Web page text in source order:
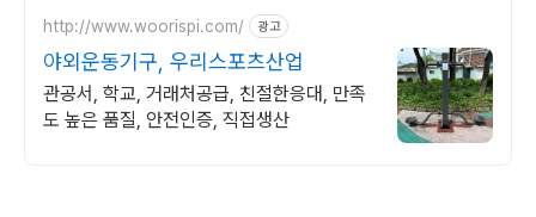
http://www.woorispi.com/ 광고
야외운동기구, 우리스포츠산업
관공서, 학교, 거래처공급, 친절한응대, 만족
도 높은 품질, 안전인증, 직접생산